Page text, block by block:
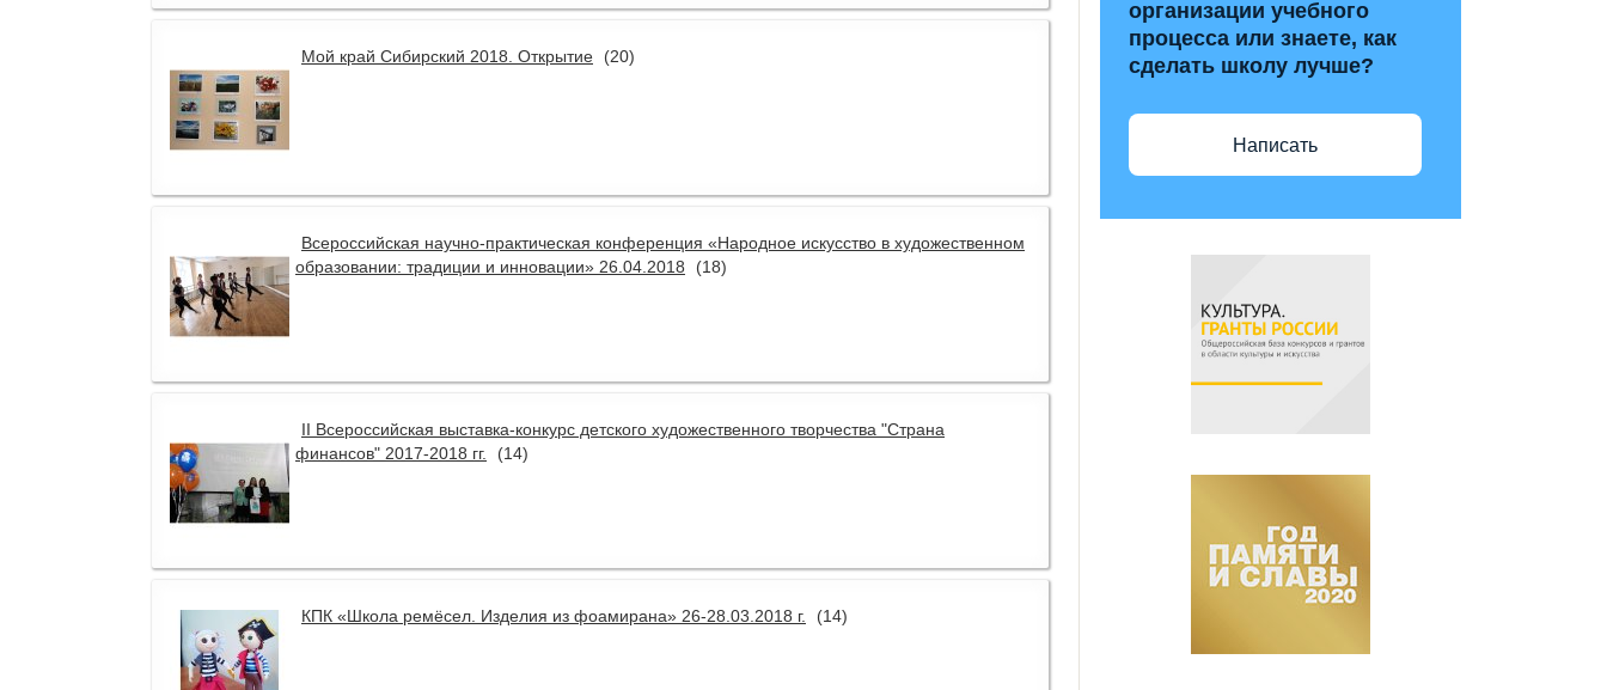
Мой край Сибирский 2018. Открытие (20)
Всероссийская научно-практическая конференция «Народное искусство в художественном
образовании: традиции и инновации» 26.04.2018
(18)
II Всероссийская выставка-конкурс детского художественного творчества "Страна
финансов" 2017-2018 гг.
(14)
КПК «Школа ремёсел. Изделия из фоамирана» 26-28.03.2018 г. (14)
организации учебного
процесса или знаете, как
сделать школу лучше?
Написать